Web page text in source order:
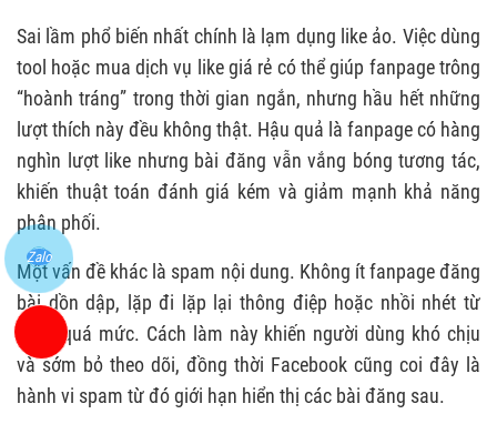
Sai lầm phổ biến nhất chính là lạm dụng like ảo. Việc dùng
tool hoặc mua dịch vụ like giá rẻ có thể giúp fanpage trông
“hoành tráng” trong thời gian ngắn, nhưng hầu hết những
lượt thích này đều không thật. Hậu quả là fanpage có hàng
nghìn lượt like nhưng bài đăng vẫn vắng bóng tương tác,
khiến thuật toán đánh giá kém và giảm mạnh khả năng
phân phối.
Một vấn đề khác là spam nội dung. Không ít fanpage đăng
bài dồn dập, lặp đi lặp lại thông điệp hoặc nhồi nhét từ
khóa quá mức. Cách làm này khiến người dùng khó chịu
và sớm bỏ theo dõi, đồng thời Facebook cũng coi đây là
hành vi spam từ đó giới hạn hiển thị các bài đăng sau.
Zalo